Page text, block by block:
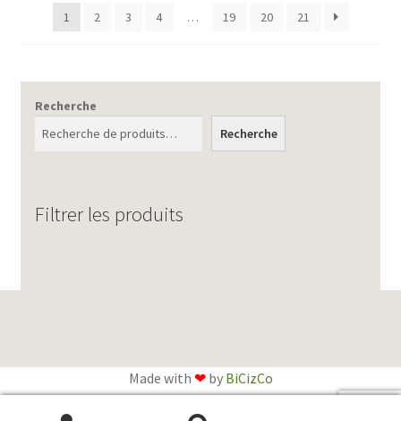
récent
ancien
1 2 3 4 … 19 20 21
Recherche
Recherche
Filtrer les produits
Made with ❤by BiCizCo
Anglais